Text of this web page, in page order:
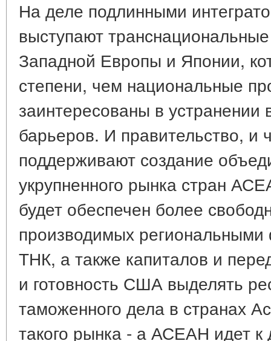
На деле подлинными
выступают
Западной Европы и Японии,
степени, чем национальные
заинтересованы в устранении
барьеров. И правительство,
поддерживают создание
укрупненного рынка стран
будет обеспечен более
производимых
ТНК, а также капиталов и
и готовность США выделять
таможенного дела в странах
такого рынка - а АСЕАН идет к